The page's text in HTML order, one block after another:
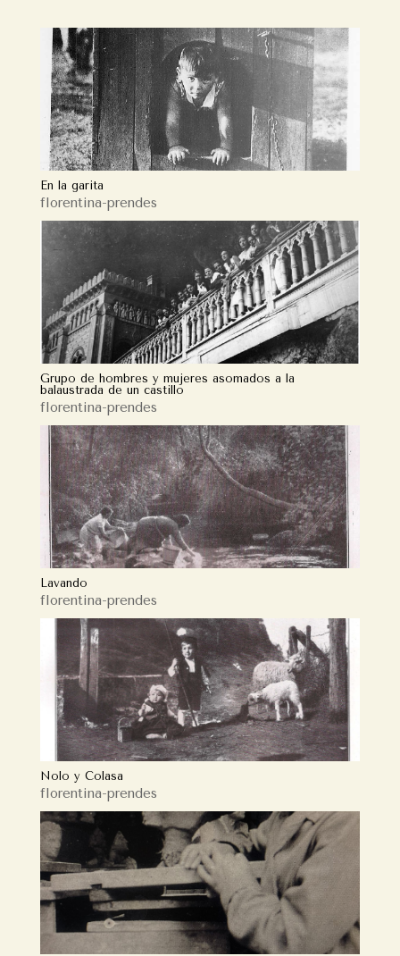
En la garita
florentina-prendes
Grupo de hombres y mujeres asomados a la
balaustrada de un castillo
florentina-prendes
Lavando
florentina-prendes
Nolo y Colasa
florentina-prendes